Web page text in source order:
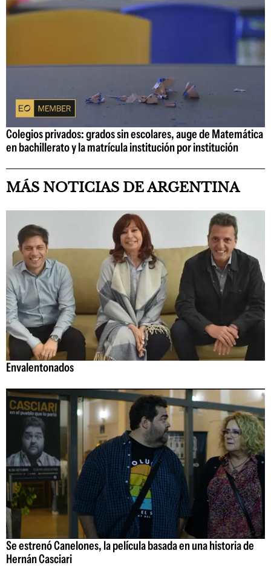
Colegios privados: grados sin escolares, auge de Matemática
en bachillerato y la matrícula institución por institución
MÁS NOTICIAS DE ARGENTINA
Envalentonados
Se estrenó Canelones, la película basada en una historia de
Hernán Casciari